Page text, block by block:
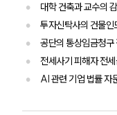
대학 건축과 교수의
투자신탁사의 건물인
공단의 통상임금청구
전세사기 피해자 전
AI 관련 기업 법률 자